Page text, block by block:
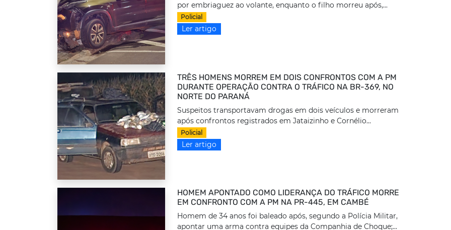
por embriaguez ao volante, enquanto o filho morreu após,...
Policial
Ler artigo
TRÊS HOMENS MORREM EM DOIS CONFRONTOS COM A PM
DURANTE OPERAÇÃO CONTRA O TRÁFICO NA BR-369, NO
NORTE DO PARANÁ
Suspeitos transportavam drogas em dois veículos e morreram
após confrontos registrados em Jataizinho e Cornélio...
Policial
Ler artigo
HOMEM APONTADO COMO LIDERANÇA DO TRÁFICO MORRE
EM CONFRONTO COM A PM NA PR-445, EM CAMBÉ
Homem de 34 anos foi baleado após, segundo a Polícia Militar,
apontar uma arma contra equipes da Companhia de Choque;...